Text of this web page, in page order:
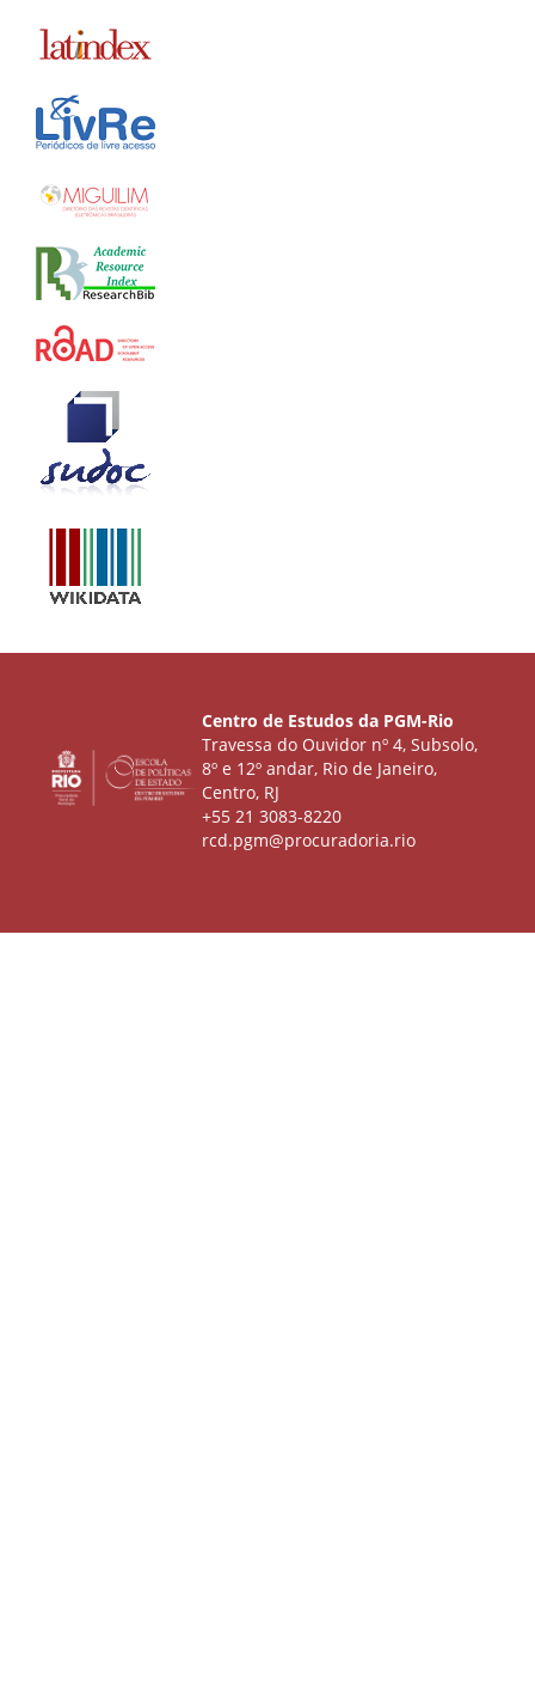
Centro de Estudos da PGM-Rio
Travessa do Ouvidor nº 4, Subsolo,
8º e 12º andar, Rio de Janeiro,
Centro, RJ
+55 21 3083-8220
rcd.pgm@procuradoria.rio